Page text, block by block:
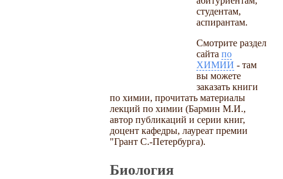
студентам,
аспирантам.
Смотрите раздел
сайта по
ХИМИИ - там
вы можете
заказать книги
по химии, прочитать материалы
лекций по химии (Бармин М.И.,
автор публикаций и серии книг,
доцент кафедры, лауреат премии
"Грант С.-Петербурга).
Биология